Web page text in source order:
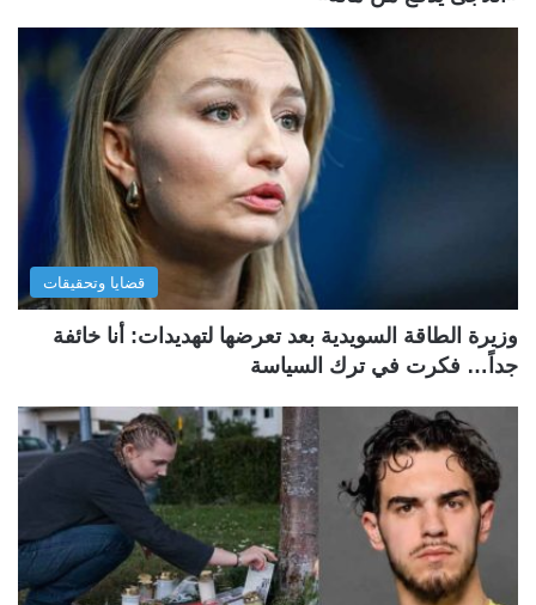
قضايا وتحقيقات
وزيرة الطاقة السويدية بعد تعرضها لتهديدات: أنا خائفة
جداً… فكرت في ترك السياسة